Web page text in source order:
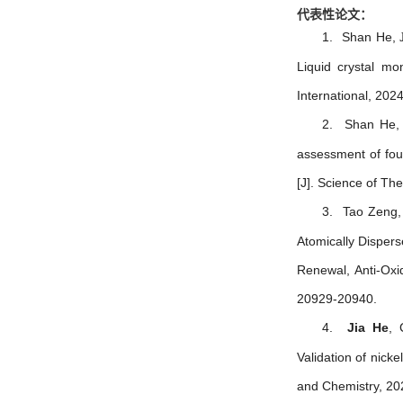
代表性论文：
1. Shan He,
Liquid crystal
International,
2.
Shan
assessment of
[J]. Science of
3.
Tao
Atomically
Renewal, Anti-
20929-20940.
4.
Jia He,
Validation of
and Chemistry,